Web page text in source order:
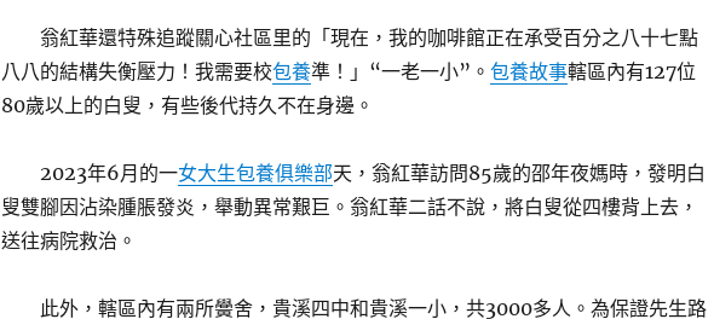
翁紅華還特殊追蹤關心社區里的「現在，我的咖啡館正在承受百分之八十七點
八八的結構失衡壓力！我需要校包養準！」“一老一小”。包養故事轄區內有127位
80歲以上的白叟，有些後代持久不在身邊。
2023年6月的一女大生包養俱樂部天，翁紅華訪問85歲的邵年夜媽時，發明白
叟雙腳因沾染腫脹發炎，舉動異常艱巨。翁紅華二話不說，將白叟從四樓背上去，
送往病院救治。
此外，轄區內有兩所黌舍，貴溪四中和貴溪一小，共3000多人。為保證先生路